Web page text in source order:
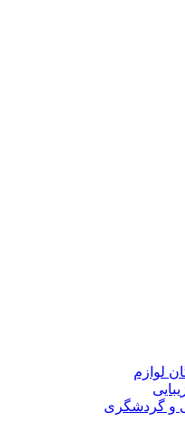
لوازم
و گردشگری